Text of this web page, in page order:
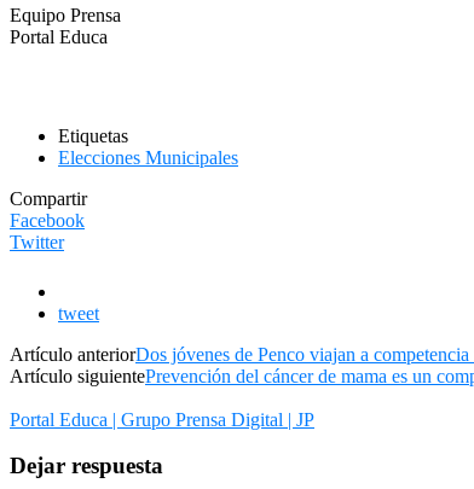
Equipo Prensa
Portal Educa
Etiquetas
Elecciones Municipales
Compartir
Facebook
Twitter
tweet
Artículo anteriorDos jóvenes de Penco viajan a
Artículo siguientePrevención del cáncer de mama es un
Portal Educa | Grupo Prensa Digital | JP
Dejar respuesta